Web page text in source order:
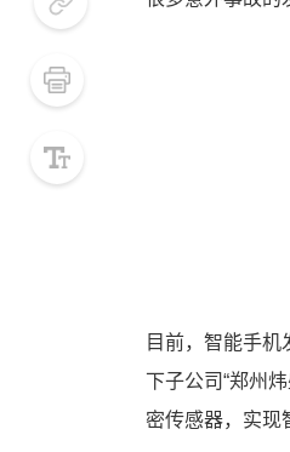
目前，智能手
下子公司“郑州
密传感器，实现